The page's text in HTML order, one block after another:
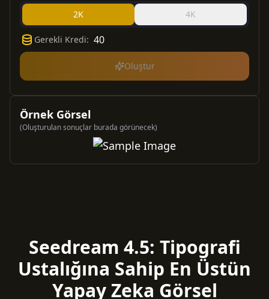
2K 4K
Gerekli Kredi: 40
Oluştur
Örnek Görsel
(Oluşturulan sonuçlar burada görünecek)
Seedream 4.5: Tipografi
Ustalığına Sahip En Üstün
Yapay Zeka Görsel